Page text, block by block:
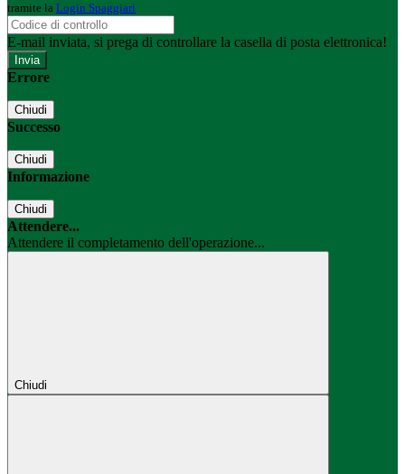
tramite la Login Spaggiari
E-mail inviata, si prega di controllare la casella di posta elettronica!
Errore
Chiudi
Successo
Chiudi
Informazione
Chiudi
Attendere...
Attendere il completamento dell'operazione...
Chiudi